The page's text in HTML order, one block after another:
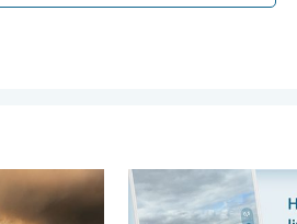
2026
Europa. Grootschalige
Impressies maken,